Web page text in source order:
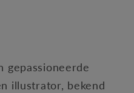
gepassioneerde
illustrator, bekend